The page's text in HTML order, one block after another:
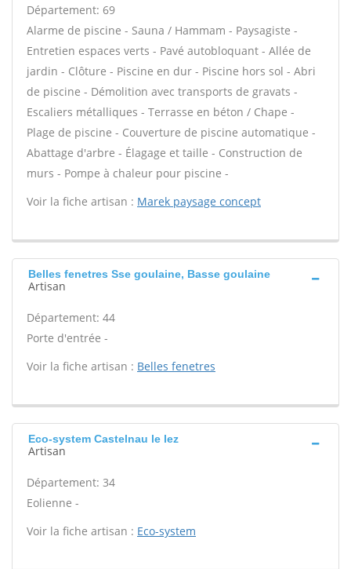
Département: 69
Alarme de piscine - Sauna / Hammam - Paysagiste -
Entretien espaces verts - Pavé autobloquant - Allée de
jardin - Clôture - Piscine en dur - Piscine hors sol - Abri
de piscine - Démolition avec transports de gravats -
Escaliers métalliques - Terrasse en béton / Chape -
Plage de piscine - Couverture de piscine automatique -
Abattage d'arbre - Élagage et taille - Construction de
murs - Pompe à chaleur pour piscine -
Voir la fiche artisan : Marek paysage concept
Belles fenetres Sse goulaine, Basse goulaine
Artisan
Département: 44
Porte d'entrée -
Voir la fiche artisan : Belles fenetres
Eco-system Castelnau le lez
Artisan
Département: 34
Eolienne -
Voir la fiche artisan : Eco-system